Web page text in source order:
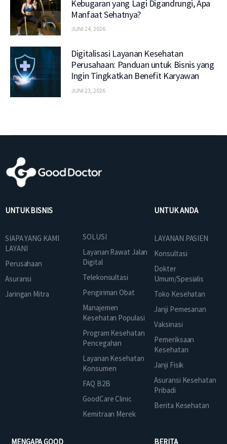
Kebugaran yang Lagi Digandrungi, Apa
Manfaat Sehatnya?
JUNI 24, 2026
Digitalisasi Layanan Kesehatan
Perusahaan: Panduan untuk Bisnis yang
Ingin Tingkatkan Benefit Karyawan
JUNI 23, 2026
UNTUK BISNIS
SIAPA YANG KAMI
LAYANI
Perusahaan
Asuransi
Jaringan Mitra
SOLUSI
Layanan Rawat Jalan
Digital
Telekonsultasi
Pengiriman Obat
Manajemen
Kesehatan Populasi
Program Kesehatan
Pencegahan
Layanan Kesehatan
Konsumen
FAQ B2B
GoodCare Clinic
Kemitraan Merek
UNTUK ANDA
LAYANAN PASIEN
Konsultasi
Dokter
Umum/Spesialis
Toko Kesehatan
Janji Pemesanan
Vaksinasi
Pemeriksaan
Kesehatan
Janji Fisik
Asuransi Kesehatan
Pribadi
Berita Kesehatan
MENGAPA GOOD
BERITA